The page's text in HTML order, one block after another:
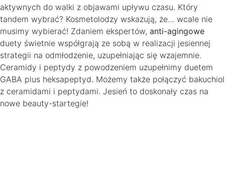
aktywnych do walki z objawami upływu czasu. Który
tandem wybrać? Kosmetolodzy wskazują, że… wcale nie
musimy wybierać! Zdaniem ekspertów, anti-agingowe
duety świetnie współgrają ze sobą w realizacji jesiennej
strategii na odmłodzenie, uzupełniając się wzajemnie.
Ceramidy i peptydy z powodzeniem uzupełnimy duetem
GABA plus heksapeptyd. Możemy także połączyć bakuchiol
z ceramidami i peptydami. Jesień to doskonały czas na
nowe beauty-startegie!